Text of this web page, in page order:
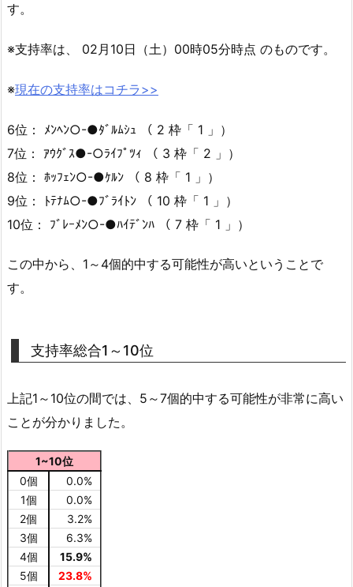
す。
※支持率は、 02月10日（土）00時05分時点 のものです。
※現在の支持率はコチラ>>
6位： ﾒﾝﾍﾝ○-●ﾀﾞﾙﾑｼｭ （ 2 枠「 1 」）
7位： ｱｳｸﾞｽ●-○ﾗｲﾌﾟﾂｨ （ 3 枠「 2 」）
8位： ﾎｯﾌｪﾝ○-●ｹﾙﾝ （ 8 枠「 1 」）
9位： ﾄﾃﾅﾑ○-●ﾌﾞﾗｲﾄﾝ （ 10 枠「 1 」）
10位： ﾌﾞﾚｰﾒﾝ○-●ﾊｲﾃﾞﾝﾊ （ 7 枠「 1 」）
この中から、1～4個的中する可能性が高いということで
す。
支持率総合1～10位
上記1～10位の間では、5～7個的中する可能性が非常に高い
ことが分かりました。
1~10位
0個
0.0%
1個
0.0%
2個
3.2%
3個
6.3%
4個
15.9%
5個
23.8%